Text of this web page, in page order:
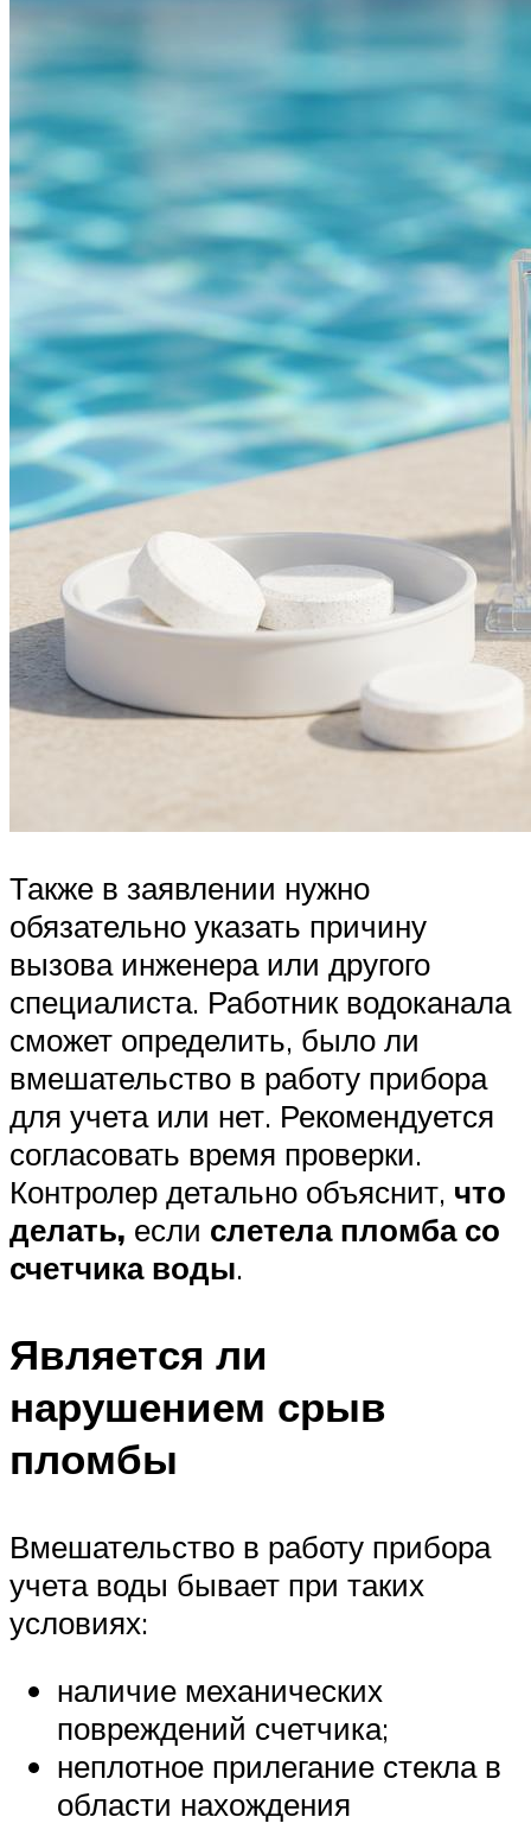
Также в заявлении нужно
обязательно указать причину
вызова инженера или другого
специалиста. Работник водоканала
сможет определить, было ли
вмешательство в работу прибора
для учета или нет. Рекомендуется
согласовать время проверки.
Контролер детально объяснит, что
делать, если слетела пломба со
счетчика воды.
Является ли
нарушением срыв
пломбы
Вмешательство в работу прибора
учета воды бывает при таких
условиях:
наличие механических
повреждений счетчика;
неплотное прилегание стекла в
области нахождения